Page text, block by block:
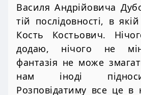
Василя Андрійовича
тій послідовності, в
Кость Костьович.
додаю, нічого не
фантазія не може
нам іноді
Розповідатиму все це в